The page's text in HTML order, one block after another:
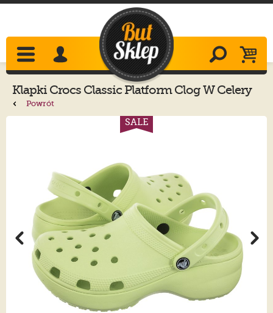
Klapki Crocs Classic Platform Clog W Celery
206750-335
Powrót
SALE